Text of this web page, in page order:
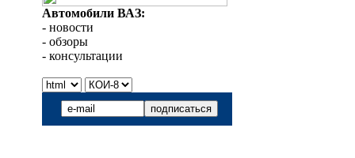
Автомобили ВАЗ:
- новости
- обзоры
- консультации